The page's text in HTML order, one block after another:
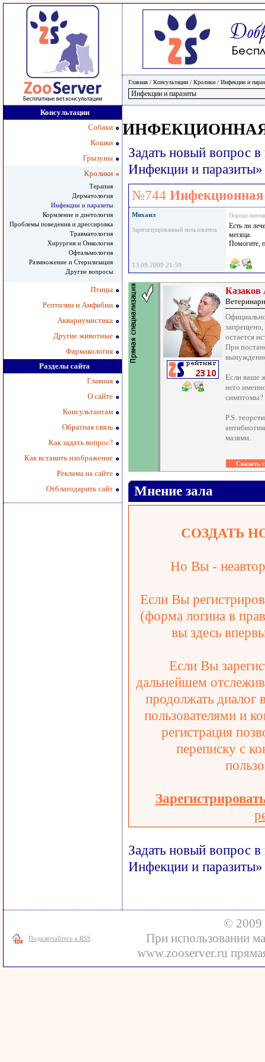
Главная / Консультации / Кролики / Инфекции и
Консультации
Собаки
Кошки
Грызуны
Кролики
Терапия
Дерматология
Инфекции и паразиты
Кормление и диетология
Проблемы поведения и дрессировка
Травматология
Хирургия и Онкология
Офтальмология
Размножение и Стерилизация
Другие вопросы
Птицы
Рептилии и Амфибии
Аквариумистика
Другие животные
Фармакология
Разделы сайта
Главная
О сайте
Консультантам
Обратная связь
Как задать вопрос?
Как вставить изображение
Реклама на сайте
Отблагодарить сайт
Задать новый вопрос
Инфекции и паразиты»
№744 Инфекционная
Михаил
Зарегистрированный пользователь
Порода
Есть ли
месяца.
Помогите,
13.09.2009 21:59
Казаков
запрещено,
остается
При
Если ваше
него
симптомы?
P.S.
мазями.
Мнение зала
СОЗДАТЬ
Но Вы -
Если Вы
(форма логина в
вы здесь
Если Вы
дальнейшем
продолжать диалог
пользователями и
регистрация
переписку с
Задать новый вопрос
Инфекции и паразиты»
Подключайтесь к RSS
© 2009
При использовании
www.zooserver.ru